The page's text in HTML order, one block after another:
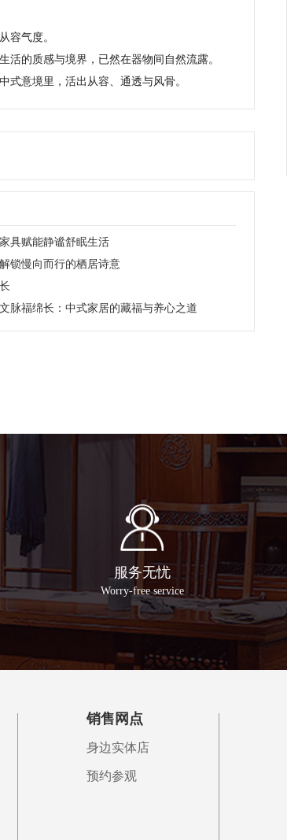
容气度。
的质感与境界，已然在器物间自然流露。
式意境里，活出从容、通透与风骨。
具赋能静谧舒眠生活
锁慢向而行的栖居诗意
脉福绵长：中式家居的藏福与养心之道
服务无忧
Worry-free service
销售网点
身边实体店
预约参观